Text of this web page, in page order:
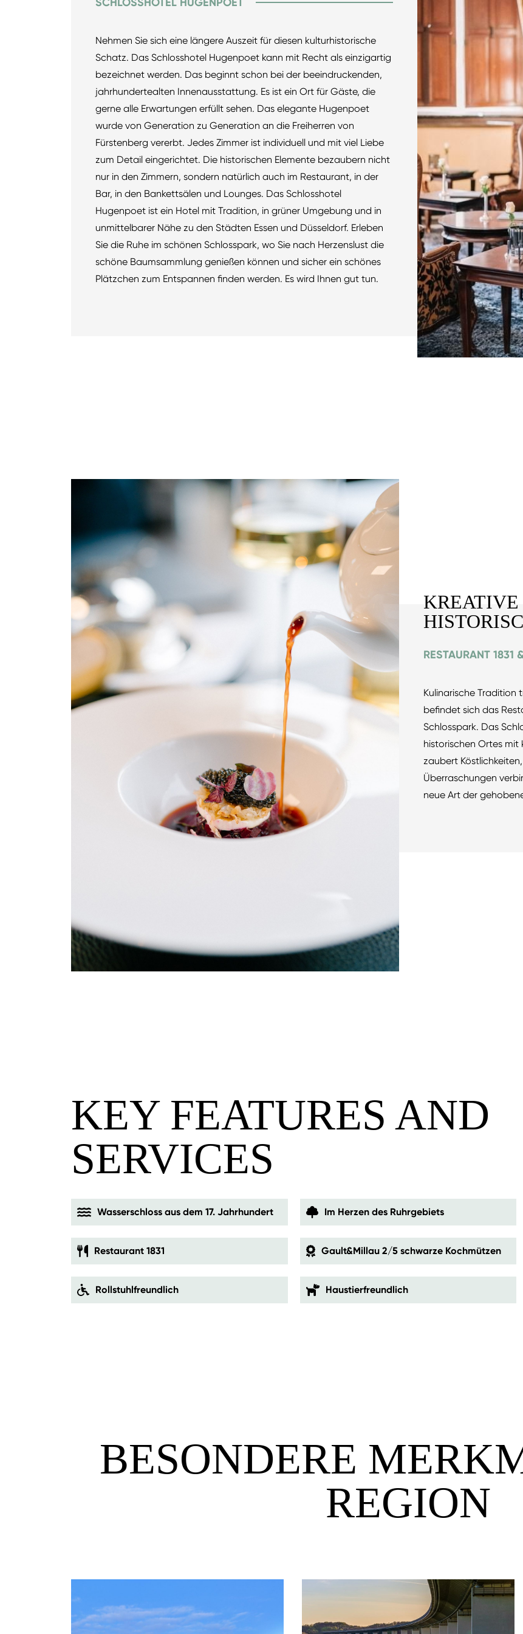
Nehmen Sie sich eine längere Auszeit für diesen kulturhistorische
Schatz. Das Schlosshotel Hugenpoet kann mit Recht als einzigartig
bezeichnet werden. Das beginnt schon bei der beeindruckenden,
jahrhundertealten Innenausstattung. Es ist ein Ort für Gäste, die
gerne alle Erwartungen erfüllt sehen. Das elegante Hugenpoet
wurde von Generation zu Generation an die Freiherren von
Fürstenberg vererbt. Jedes Zimmer ist individuell und mit viel Liebe
zum Detail eingerichtet. Die historischen Elemente bezaubern nicht
nur in den Zimmern, sondern natürlich auch im Restaurant, in der
Bar, in den Bankettsälen und Lounges. Das Schlosshotel
Hugenpoet ist ein Hotel mit Tradition, in grüner Umgebung und in
unmittelbarer Nähe zu den Städten Essen und Düsseldorf. Erleben
Sie die Ruhe im schönen Schlosspark, wo Sie nach Herzenslust die
schöne Baumsammlung genießen können und sicher ein schönes
Plätzchen zum Entspannen finden werden. Es wird Ihnen gut tun.
RESTAURANT 1831
Kulinarische Tradition
befindet sich das
Schlosspark. Das
historischen Ortes mit
zaubert
Überraschungen
neue Art der
KEY FEATURES AND
SERVICES
Wasserschloss aus dem 17. Jahrhundert Im Herzen des Ruhrgebiets
Restaurant 1831 Gault&Millau 2/5 schwarze Kochmützen
Rollstuhlfreundlich Haustierfreundlich
BESONDERE
REGION